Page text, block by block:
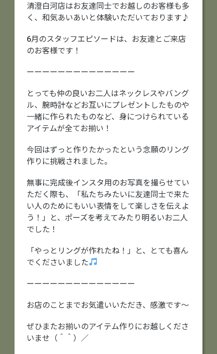
清澄白河店はお友達同士でお越しのお客様も多
く、和気あいあいと体験いただいております♪
6月のスタッフエピソードは、お友達とご来店
のお客様です！
ーーーーーーーーーーーーーー
とっても仲の良いお二人はネックレスやバング
ル、腕時計などお互いにプレゼントしたものや
一緒に作られたものなど、身につけられている
アイテムが全てお揃い！
今回はずっと作りたかったという念願のリング
作りに挑戦されました。
無事に完成後インスタ用のお写真を撮らせてい
ただく際も、「私たちみたいに友達同士で来た
い人のためにもいい表情をして楽しさを伝えよ
う！」と、ポーズを考えてみたり明るいお二人
でした！
「やっとリングが作れたね！」と、とても喜ん
でくださいました
ーーーーーーーーーーーーーー
お店のことまでお気遣いいただき、感激です〜
ぜひまたお揃いのアイテム作りにお越しくださ
いませ（＾＾）／